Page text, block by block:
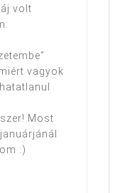
volt
vagyok
Most
:)